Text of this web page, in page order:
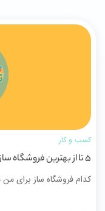
کسب و کار
5 تا از بهترین فروشگاه ساز ایرانی